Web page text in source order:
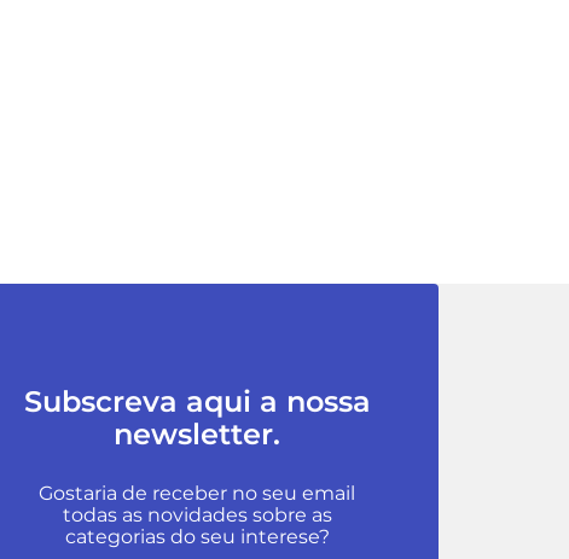
Subscreva aqui a nossa
newsletter.
Gostaria de receber no seu email
todas as novidades sobre as
categorias do seu interese?